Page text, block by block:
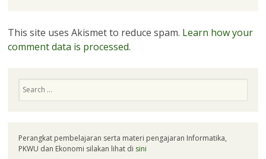
This site uses Akismet to reduce spam. Learn how your
comment data is processed.
Perangkat pembelajaran serta materi pengajaran Informatika,
PKWU dan Ekonomi silakan lihat di sini